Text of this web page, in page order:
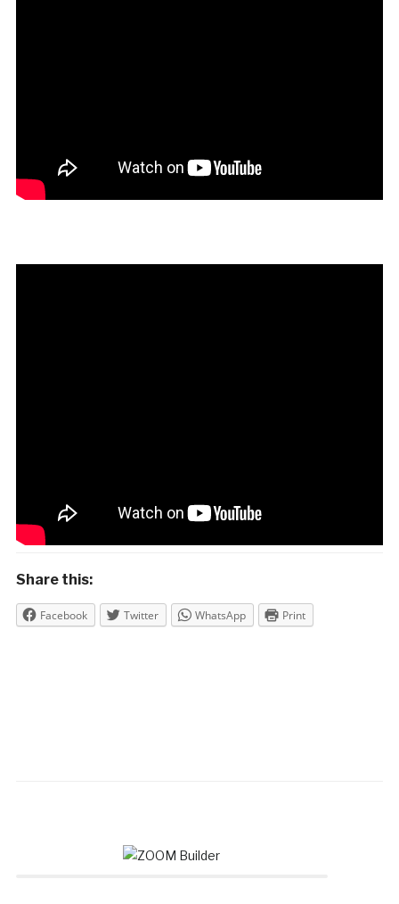
Share this:
Facebook Twitter WhatsApp Print